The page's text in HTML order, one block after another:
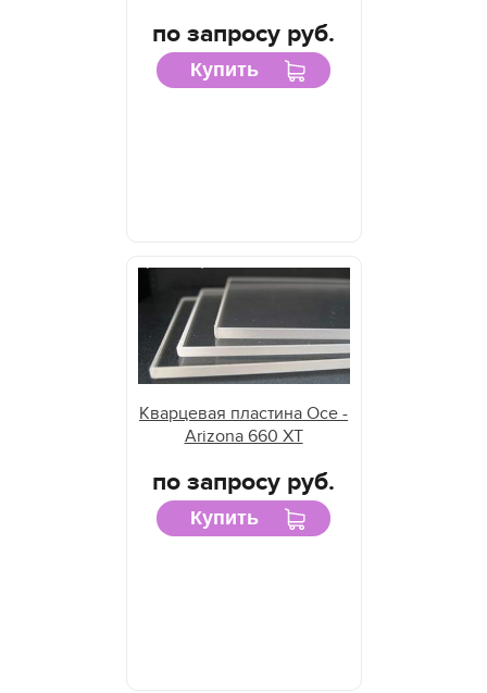
по запросу руб.
Купить
Кварцевая пластина Oce -
Arizona 660 XT
по запросу руб.
Купить